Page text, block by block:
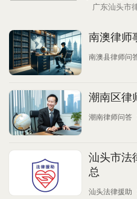
广东汕头市
南澳律师
南澳县律师问
潮南区律
潮南律师问答
汕头市法
总
汕头法律援助